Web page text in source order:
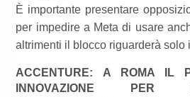
È importante presentare
per impedire a Meta di usare
altrimenti il blocco riguarderà solo
ACCENTURE: A ROMA IL
INNOVAZIONE PER